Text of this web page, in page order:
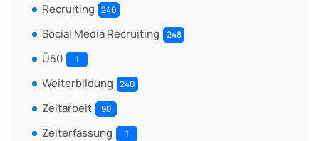
Recruiting 240
Social Media Recruiting 248
Ü50 1
Weiterbildung 240
Zeitarbeit 90
Zeiterfassung 1